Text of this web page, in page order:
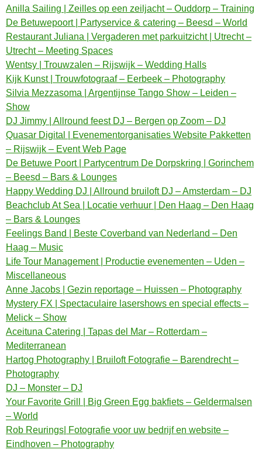
Anilla Sailing | Zeilles op een zeiljacht – Ouddorp – Training
De Betuwepoort | Partyservice & catering – Beesd – World
Restaurant Juliana | Vergaderen met parkuitzicht | Utrecht –
Utrecht – Meeting Spaces
Wentsy | Trouwzalen – Rijswijk – Wedding Halls
Kijk Kunst | Trouwfotograaf – Eerbeek – Photography
Silvia Mezzasoma | Argentijnse Tango Show – Leiden –
Show
DJ Jimmy | Allround feest DJ – Bergen op Zoom – DJ
Quasar Digital | Evenementorganisaties Website Pakketten
– Rijswijk – Event Web Page
De Betuwe Poort | Partycentrum De Dorpskring | Gorinchem
– Beesd – Bars & Lounges
Happy Wedding DJ | Allround bruiloft DJ – Amsterdam – DJ
Beachclub At Sea | Locatie verhuur | Den Haag – Den Haag
– Bars & Lounges
Feelings Band | Beste Coverband van Nederland – Den
Haag – Music
Life Tour Management | Productie evenementen – Uden –
Miscellaneous
Anne Jacobs | Gezin reportage – Huissen – Photography
Mystery FX | Spectaculaire lasershows en special effects –
Melick – Show
Aceituna Catering | Tapas del Mar – Rotterdam –
Mediterranean
Hartog Photography | Bruiloft Fotografie – Barendrecht –
Photography
DJ – Monster – DJ
Your Favorite Grill | Big Green Egg bakfiets – Geldermalsen
– World
Rob Reurings| Fotografie voor uw bedrijf en website –
Eindhoven – Photography